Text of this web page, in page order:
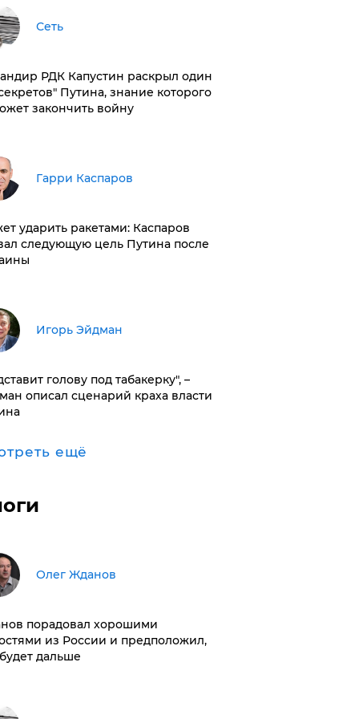
Сеть
РДК Капустин раскрыл один
Путина, знание которого
закончить войну
Гарри Каспаров
ударить ракетами: Каспаров
следующую цель Путина после
Игорь Эйдман
голову под табакерку", –
описал сценарий краха власти
ещё
Олег Жданов
порадовал хорошими
из России и предположил,
дальше